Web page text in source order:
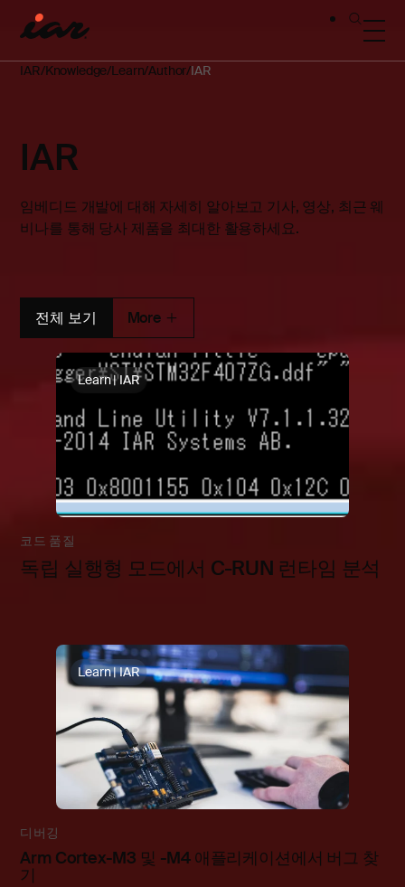
IAR Knowledge Learn Author IAR
IAR
임베디드 개발에 대해 자세히 알아보고 기사, 영상, 최근 웨
비나를 통해 당사 제품을 최대한 활용하세요.
전체 보기 More
Learn | IAR
코드 품질
독립 실행형 모드에서 C-RUN 런타임 분석
Learn | IAR
디버깅
Arm Cortex-M3 및 -M4 애플리케이션에서 버그 찾
기